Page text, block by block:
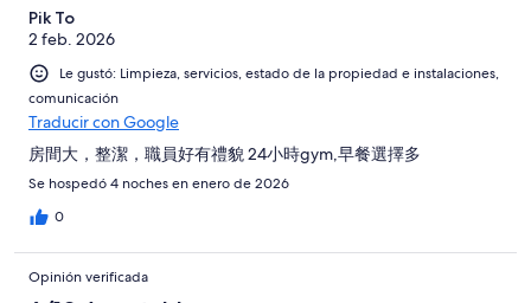
Pik To
2 feb. 2026
Le gustó: Limpieza, servicios, estado de la propiedad e instalaciones,
comunicación
Traducir con Google
房間大，整潔，職員好有禮貌 24小時gym,早餐選擇多
Se hospedó 4 noches en enero de 2026
0
Opinión verificada